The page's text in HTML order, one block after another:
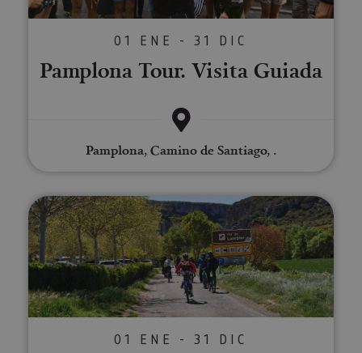
01 ENE - 31 DIC
Pamplona Tour. Visita Guiada
Pamplona, Camino de Santiago, .
Rutas en e-bike con guía
01 ENE - 31 DIC